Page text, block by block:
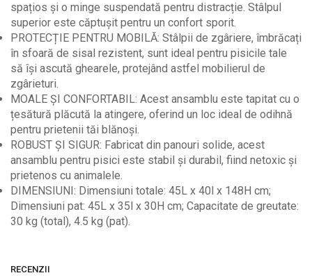
spațios și o minge suspendată pentru distracție. Stâlpul
superior este căptușit pentru un confort sporit.
PROTECȚIE PENTRU MOBILĂ: Stâlpii de zgâriere, îmbrăcați
în sfoară de sisal rezistent, sunt ideal pentru pisicile tale
să își ascută ghearele, protejând astfel mobilierul de
zgârieturi.
MOALE ȘI CONFORTABIL: Acest ansamblu este tapitat cu o
țesătură plăcută la atingere, oferind un loc ideal de odihnă
pentru prietenii tăi blănoși.
ROBUST ȘI SIGUR: Fabricat din panouri solide, acest
ansamblu pentru pisici este stabil și durabil, fiind netoxic și
prietenos cu animalele.
DIMENSIUNI: Dimensiuni totale: 45L x 40l x 148H cm;
Dimensiuni pat: 45L x 35l x 30H cm; Capacitate de greutate:
30 kg (total), 4.5 kg (pat).
RECENZII